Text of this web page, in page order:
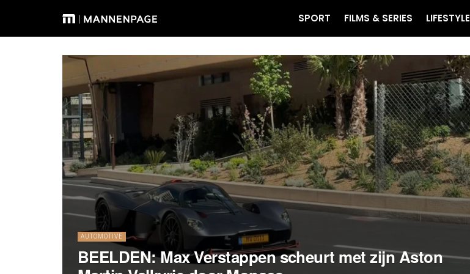
SPORT FILMS & SERIES LIFESTYLE
AUTOMOTIVE
BEELDEN: Max Verstappen scheurt met zijn Aston